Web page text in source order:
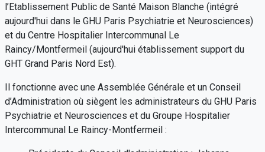
l’Etablissement Public de Santé Maison Blanche (intégré
aujourd'hui dans le GHU Paris Psychiatrie et Neurosciences)
et du Centre Hospitalier Intercommunal Le
Raincy/Montfermeil (aujourd'hui établissement support du
GHT Grand Paris Nord Est).
Il fonctionne avec une Assemblée Générale et un Conseil
d’Administration où siègent les administrateurs du GHU Paris
Psychiatrie et Neurosciences et du Groupe Hospitalier
Intercommunal Le Raincy-Montfermeil :